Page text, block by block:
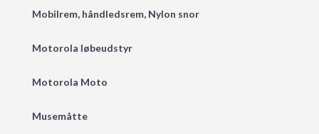
Mobilrem, håndledsrem, Nylon snor
Motorola løbeudstyr
Motorola Moto
Musemåtte